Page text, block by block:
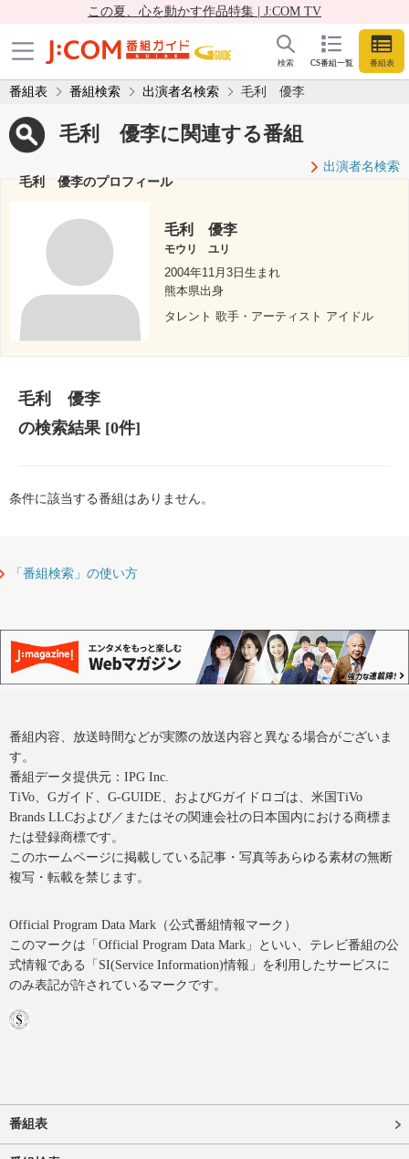
この夏、心を動かす作品特集 | J:COM TV
CS番組一覧 番組表
検索
番組表 番組検索 出演者名検索 毛利 優李
毛利 優李に関連する番組
出演者名検索
毛利 優李のプロフィール
毛利 優李
モウリ ユリ
2004年11月3日生まれ
熊本県出身
タレント 歌手・アーティスト アイドル
毛利 優李
の検索結果[0件]
条件に該当する番組はありません。
「番組検索」の使い方
番組内容、放送時間などが実際の放送内容と異なる場合がございま
す。
番組データ提供元：IPG Inc.
TiVo、Gガイド、G-GUIDE、およびGガイドロゴは、米国TiVo
Brands LLCおよび／またはその関連会社の日本国内における商標ま
たは登録商標です。
このホームページに掲載している記事・写真等あらゆる素材の無断
複写・転載を禁じます。
Official Program Data Mark（公式番組情報マーク）
このマークは「Official Program Data Mark」といい、テレビ番組の公
式情報である「SI(Service Information)情報」を利用したサービスに
のみ表記が許されているマークです。
番組表